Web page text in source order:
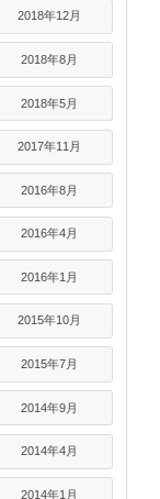
2018年12月
2018年8月
2018年5月
2017年11月
2016年8月
2016年4月
2016年1月
2015年10月
2015年7月
2014年9月
2014年4月
2014年1月